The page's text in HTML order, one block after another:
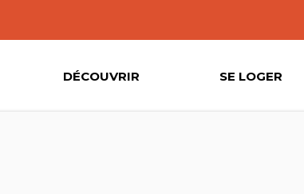
DÉCOUVRIR SE LOGER